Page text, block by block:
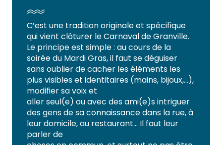
C’est une tradition originale et spécifique
qui vient clôturer le Carnaval de Granville.
Le principe est simple : au cours de la
soirée du Mardi Gras, il faut se déguiser
sans oublier de cacher les éléments les
plus visibles et identitaires (mains, bijoux,…),
modifier sa voix et
aller seul(e) ou avec des ami(e)s intriguer
des gens de sa connaissance dans la rue, à
leur domicile, au restaurant… Il faut leur
parler de